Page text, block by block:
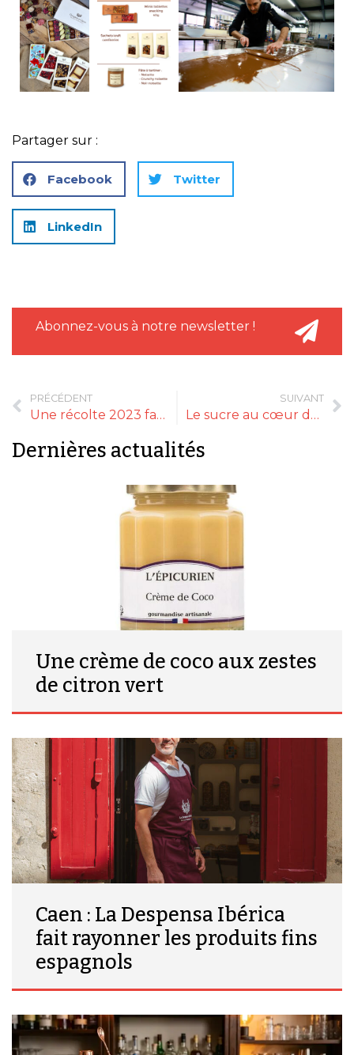
Partager sur :
Facebook Twitter
LinkedIn
Abonnez-vous à notre newsletter !
PRÉCÉDENT
Une récolte 2023 favorable aux compotes de pommes ?
SUIVANT
Le sucre au cœur de la directive européenne « Petit Déjeuner »
Dernières actualités
Une crème de coco aux zestes
de citron vert
Caen : La Despensa Ibérica
fait rayonner les produits fins
espagnols